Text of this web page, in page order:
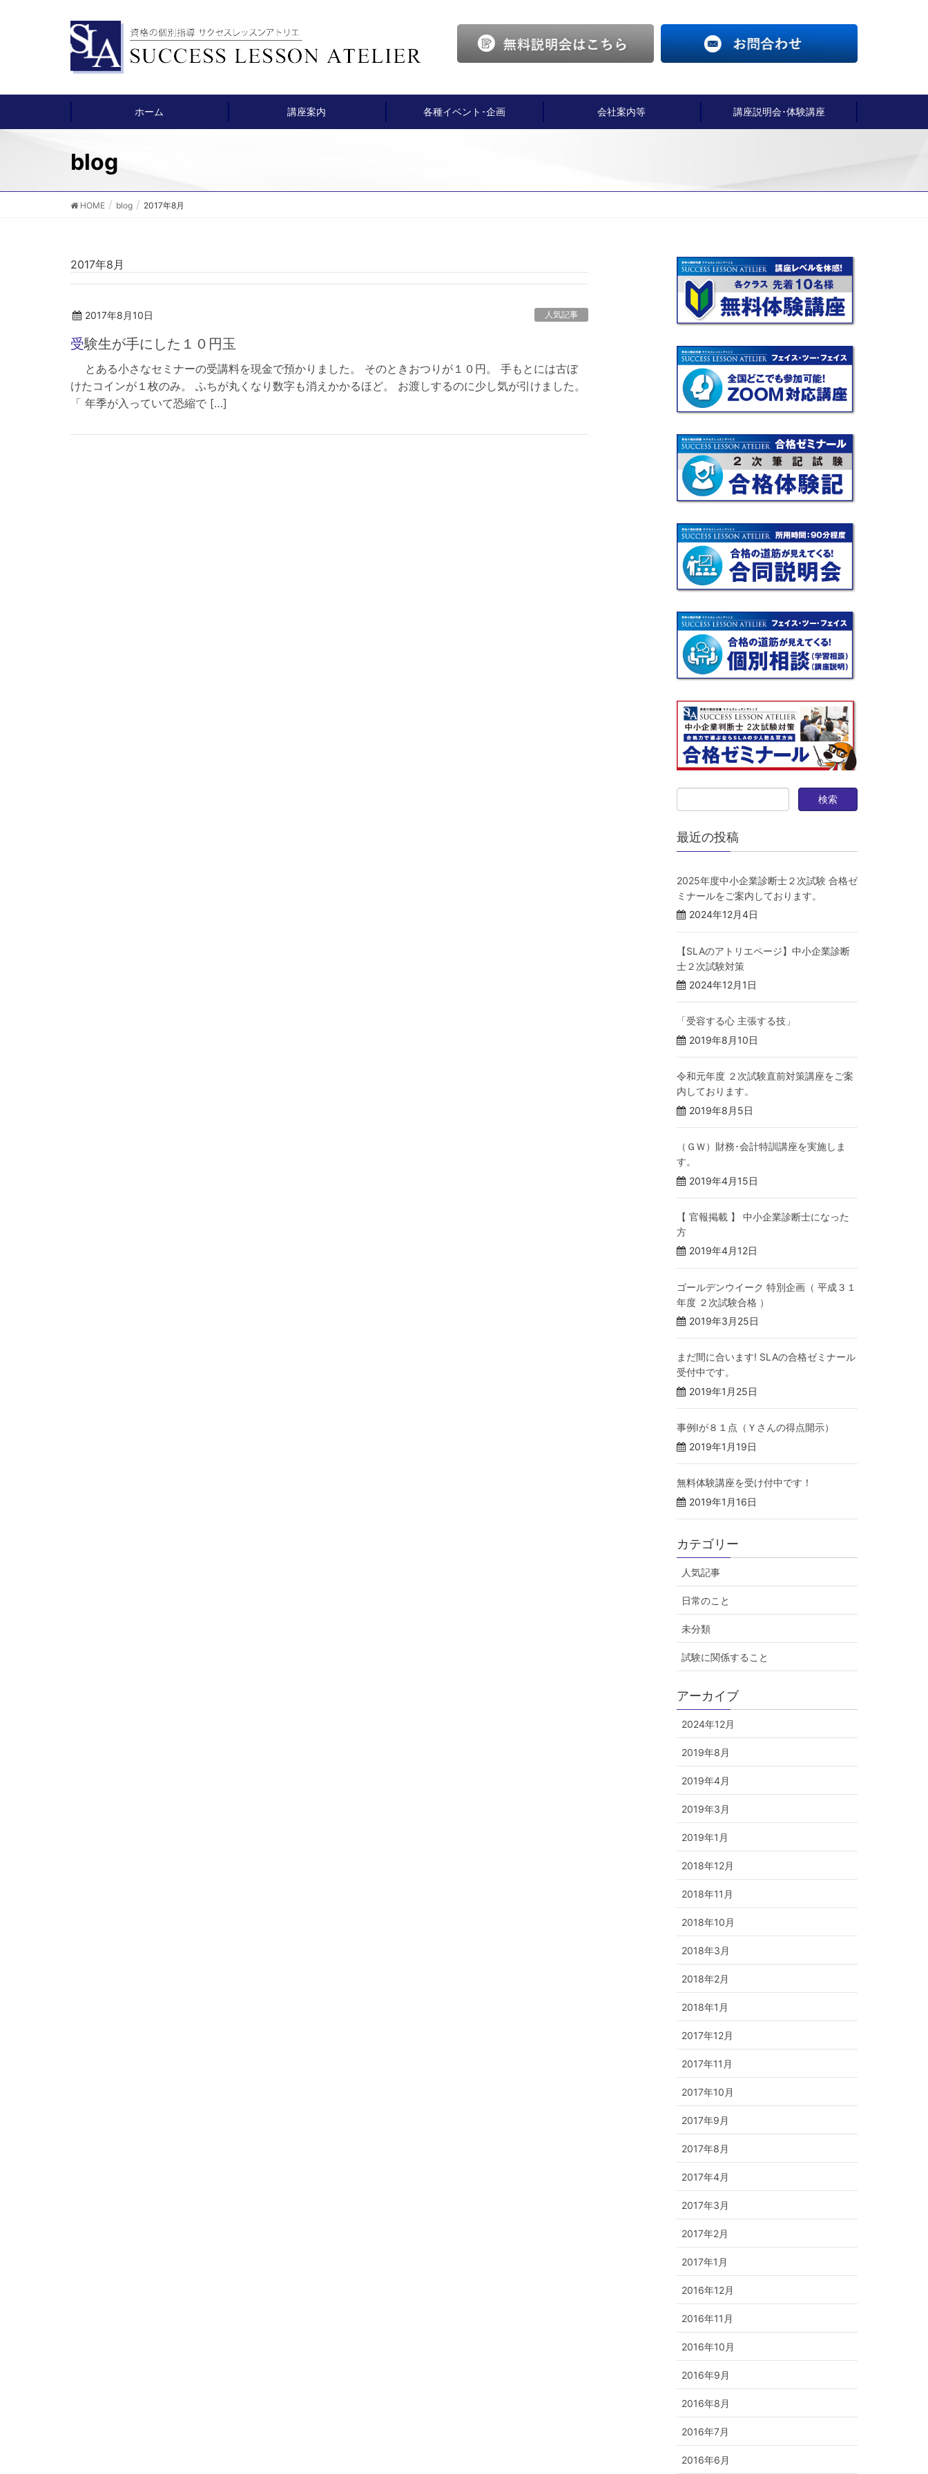
ホーム 講座案内 各種イベント･企画 会社案内等 講座説明会･体験講座
blog
HOME blog 2017年8月
2017年8月
2017年8月10日 人気記事
受験生が手にした１０円玉
とある小さなセミナーの受講料を現金で預かりました。 そのときおつりが１０円。 手もとには古ぼ
けたコインが１枚のみ。 ふちが丸くなり数字も消えかかるほど。 お渡しするのに少し気が引けました。
「 年季が入っていて恐縮で […]
最近の投稿
2025年度中小企業診断士２次試験 合格ゼ
ミナールをご案内しております。
2024年12月4日
【SLAのアトリエページ】中小企業診断
士２次試験対策
2024年12月1日
「受容する心 主張する技」
2019年8月10日
令和元年度 ２次試験直前対策講座をご案
内しております。
2019年8月5日
（ＧＷ）財務･会計特訓講座を実施しま
す。
2019年4月15日
【 官報掲載 】 中小企業診断士になった
方
2019年4月12日
ゴールデンウイーク 特別企画（ 平成３１
年度 ２次試験合格 ）
2019年3月25日
まだ間に合います! SLAの合格ゼミナール
受付中です。
2019年1月25日
事例Ⅰが８１点（Ｙさんの得点開示）
2019年1月19日
無料体験講座を受け付中です！
2019年1月16日
カテゴリー
人気記事
日常のこと
未分類
試験に関係すること
アーカイブ
2024年12月
2019年8月
2019年4月
2019年3月
2019年1月
2018年12月
2018年11月
2018年10月
2018年3月
2018年2月
2018年1月
2017年12月
2017年11月
2017年10月
2017年9月
2017年8月
2017年4月
2017年3月
2017年2月
2017年1月
2016年12月
2016年11月
2016年10月
2016年9月
2016年8月
2016年7月
2016年6月